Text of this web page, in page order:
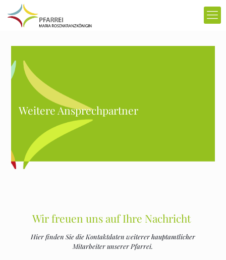
Weitere Ansprechpartner
Wir freuen uns auf Ihre Nachricht
Hier finden Sie die Kontaktdaten weiterer hauptamtlicher
Mitarbeiter unserer Pfarrei.